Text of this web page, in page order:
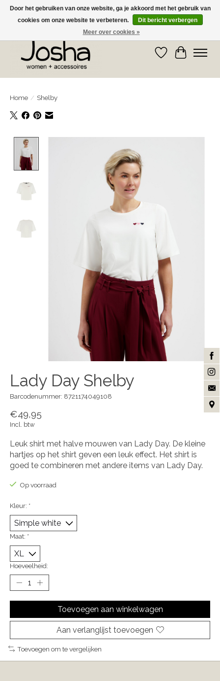
GRATIS OPHALEN IN DE WINKEL EN GRATIS VERZENDING VANAF € 75,00
Verlanglijst
Home / Shelby
Lady Day Shelby
Barcodenummer: 8721174049108
€49,95
Incl. btw
Leuk shirt met halve mouwen van Lady Day. De kleine
hartjes op het shirt geven een leuk effect. Het shirt is
goed te combineren met andere items van Lady Day.
Op voorraad
Kleur: *
Maat: *
Hoeveelheid:
Toevoegen aan winkelwagen
Aan verlanglijst toevoegen
Toevoegen om te vergelijken
Door het gebruiken van onze website, ga je akkoord met het gebruik van
cookies om onze website te verbeteren.
Dit bericht verbergen
Meer over cookies »